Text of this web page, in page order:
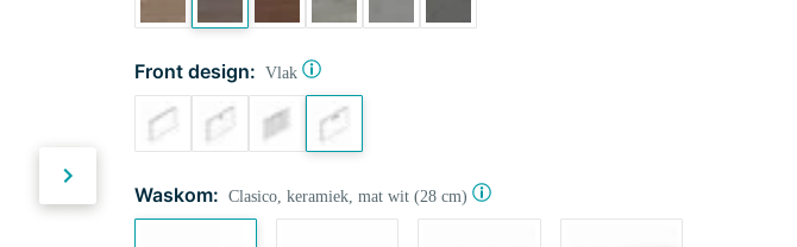
Front design: Vlak
Waskom: Clasico, keramiek, mat wit (28 cm)